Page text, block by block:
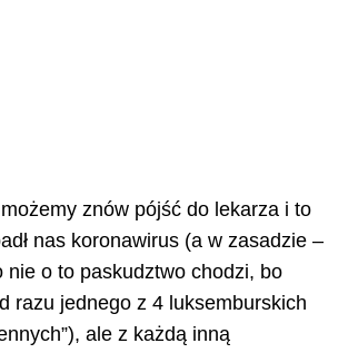
znów pójść do lekarza i to
nas koronawirus (a w zasadzie –
nie o to paskudztwo chodzi, bo
razu jednego z 4 luksemburskich
ale z każdą inną